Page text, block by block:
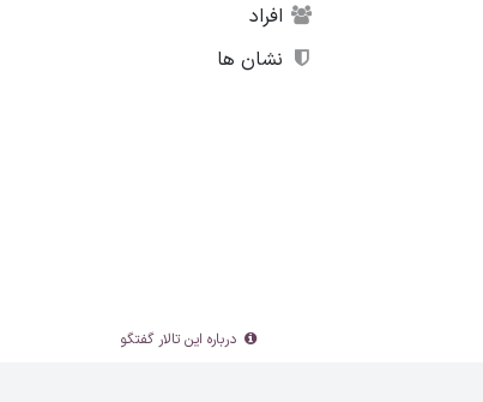
افراد
نشان ها
درباره این تالار گفتگو